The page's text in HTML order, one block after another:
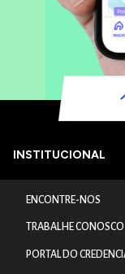
INSTITUCIONAL
ENCONTRE-NOS
TRABALHE CONOSCO
PORTAL DO